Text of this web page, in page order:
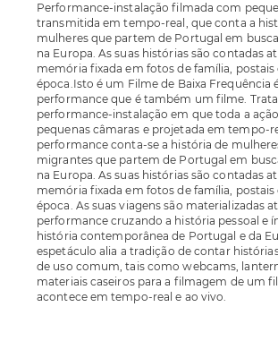
Performance-instalação filmada com
transmitida em tempo-real, que conta a
mulheres que partem de Portugal em
na Europa. As suas histórias são contadas
memória fixada em fotos de família, postais
época.Isto é um Filme de Baixa Frequência
performance que é também um filme.
performance-instalação em que toda a
pequenas câmaras e projetada em tempo-
performance conta-se a história de
migrantes que partem de Portugal em
na Europa. As suas histórias são contadas
memória fixada em fotos de família, postais
época. As suas viagens são materializadas
performance cruzando a história pessoal e
história contemporânea de Portugal e da
espetáculo alia a tradição de contar
de uso comum, tais como webcams,
materiais caseiros para a filmagem de um
acontece em tempo-real e ao vivo.